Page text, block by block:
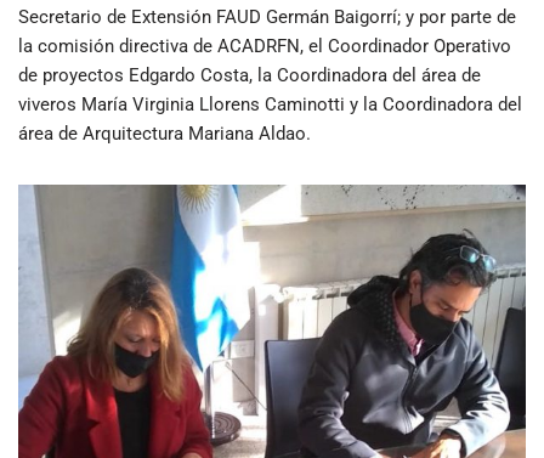
Secretario de Extensión FAUD Germán Baigorrí; y por parte de
la comisión directiva de ACADRFN, el Coordinador Operativo
de proyectos Edgardo Costa, la Coordinadora del área de
viveros María Virginia Llorens Caminotti y la Coordinadora del
área de Arquitectura Mariana Aldao.